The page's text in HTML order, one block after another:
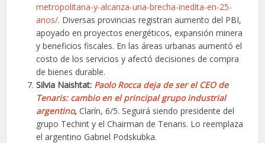
metropolitana-y-alcanza-una-brecha-inedita-en-25-
anos/. Diversas provincias registran aumento del PBI,
apoyado en proyectos energéticos, expansión minera
y beneficios fiscales. En las áreas urbanas aumentó el
costo de los servicios y afectó decisiones de compra
de bienes durable.
Silvia Naishtat: Paolo Rocca deja de ser el CEO de
Tenaris: cambio en el principal grupo industrial
argentino,Clarín, 6/5. Seguirá siendo presidente del
grupo Techint y el Chairman de Tenaris. Lo reemplaza
el argentino Gabriel Podskubka.